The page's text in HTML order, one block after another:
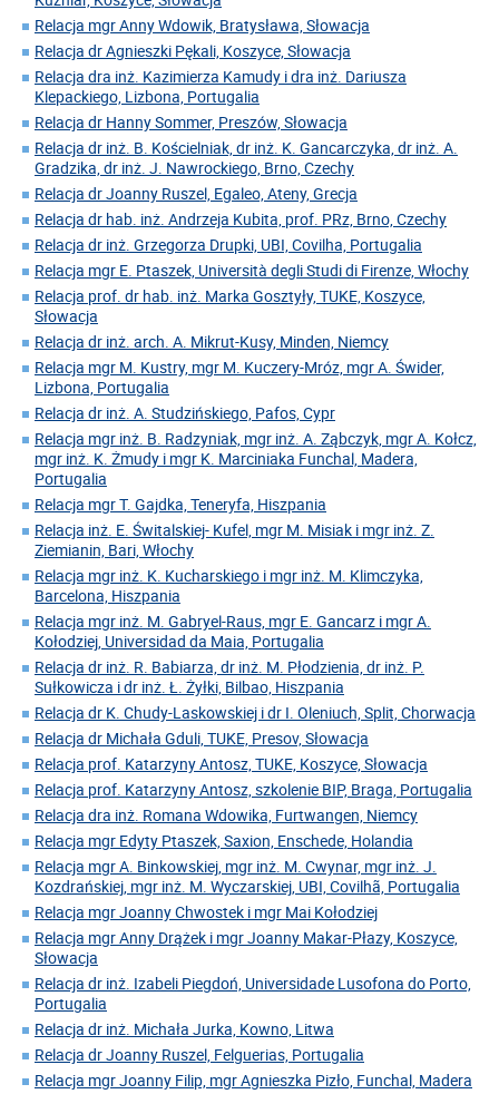
Relacja mgr Anny Wdowik, Bratysława, Słowacja
Relacja dr Agnieszki Pękali, Koszyce, Słowacja
Relacja dra inż. Kazimierza Kamudy i dra inż. Dariusza
Klepackiego, Lizbona, Portugalia
Relacja dr Hanny Sommer, Preszów, Słowacja
Relacja dr inż. B. Kościelniak, dr inż. K. Gancarczyka, dr inż. A.
Gradzika, dr inż. J. Nawrockiego, Brno, Czechy
Relacja dr Joanny Ruszel, Egaleo, Ateny, Grecja
Relacja dr hab. inż. Andrzeja Kubita, prof. PRz, Brno, Czechy
Relacja dr inż. Grzegorza Drupki, UBI, Covilha, Portugalia
Relacja mgr E. Ptaszek, Università degli Studi di Firenze, Włochy
Relacja prof. dr hab. inż. Marka Gosztyły, TUKE, Koszyce,
Słowacja
Relacja dr inż. arch. A. Mikrut-Kusy, Minden, Niemcy
Relacja mgr M. Kustry, mgr M. Kuczery-Mróz, mgr A. Świder,
Lizbona, Portugalia
Relacja dr inż. A. Studzińskiego, Pafos, Cypr
Relacja mgr inż. B. Radzyniak, mgr inż. A. Ząbczyk, mgr A. Kołcz,
mgr inż. K. Żmudy i mgr K. Marciniaka Funchal, Madera,
Portugalia
Relacja mgr T. Gajdka, Teneryfa, Hiszpania
Relacja inż. E. Świtalskiej- Kufel, mgr M. Misiak i mgr inż. Z.
Ziemianin, Bari, Włochy
Relacja mgr inż. K. Kucharskiego i mgr inż. M. Klimczyka,
Barcelona, Hiszpania
Relacja mgr inż. M. Gabryel-Raus, mgr E. Gancarz i mgr A.
Kołodziej, Universidad da Maia, Portugalia
Relacja dr inż. R. Babiarza, dr inż. M. Płodzienia, dr inż. P.
Sułkowicza i dr inż. Ł. Żyłki, Bilbao, Hiszpania
Relacja dr K. Chudy-Laskowskiej i dr I. Oleniuch, Split, Chorwacja
Relacja dr Michała Gduli, TUKE, Presov, Słowacja
Relacja prof. Katarzyny Antosz, TUKE, Koszyce, Słowacja
Relacja prof. Katarzyny Antosz, szkolenie BIP, Braga, Portugalia
Relacja dra inż. Romana Wdowika, Furtwangen, Niemcy
Relacja mgr Edyty Ptaszek, Saxion, Enschede, Holandia
Relacja mgr A. Binkowskiej, mgr inż. M. Cwynar, mgr inż. J.
Kozdrańskiej, mgr inż. M. Wyczarskiej, UBI, Covilhã, Portugalia
Relacja mgr Joanny Chwostek i mgr Mai Kołodziej
Relacja mgr Anny Drążek i mgr Joanny Makar-Płazy, Koszyce,
Słowacja
Relacja dr inż. Izabeli Piegdoń, Universidade Lusofona do Porto,
Portugalia
Relacja dr inż. Michała Jurka, Kowno, Litwa
Relacja dr Joanny Ruszel, Felguerias, Portugalia
Relacja mgr Joanny Filip, mgr Agnieszka Pizło, Funchal, Madera